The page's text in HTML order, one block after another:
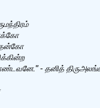
- தனித்